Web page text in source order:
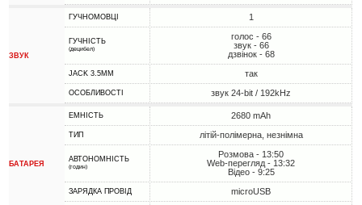
ЗВУК
ГУЧНОМОВЦІ 1
ГУЧНІСТЬ
(децибел)
голос - 66
звук - 66
дзвінок - 68
JACK 3.5MM так
ОСОБЛИВОСТІ звук 24-bit / 192kHz
БАТАРЕЯ
ЕМНІСТЬ 2680 mAh
ТИП літій-полімерна, незнімна
АВТОНОМНІСТЬ
(годин)
Розмова - 13:50
Web-перегляд - 13:32
Відео - 9:25
ЗАРЯДКА ПРОВІД microUSB